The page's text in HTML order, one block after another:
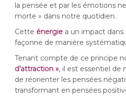
la pensée et par les émotions
morte » dans notre quotidien.
Cette énergie a un impact
façonne de manière
Tenant compte de ce principe
d’attraction », il est essentiel de
de réorienter les pensées
transformant en pensées